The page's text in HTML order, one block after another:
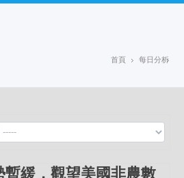
首頁 每日分析
暫緩，觀望美國非農數